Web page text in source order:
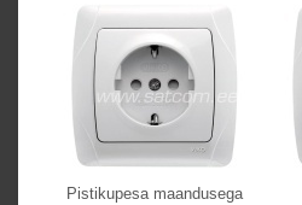
Pistikupesa maandusega